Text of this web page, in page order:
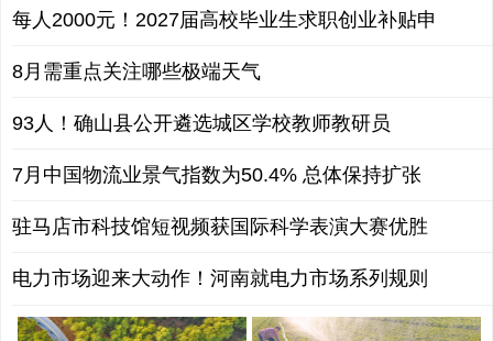
每人2000元！2027届高校毕业生求职创业补贴申
8月需重点关注哪些极端天气
93人！确山县公开遴选城区学校教师教研员
7月中国物流业景气指数为50.4% 总体保持扩张
驻马店市科技馆短视频获国际科学表演大赛优胜
电力市场迎来大动作！河南就电力市场系列规则